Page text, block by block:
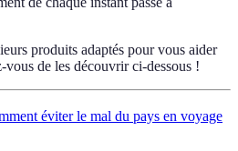
produits adaptés pour vous aider
vous de les découvrir ci-dessous !
éviter le mal du pays en voyage